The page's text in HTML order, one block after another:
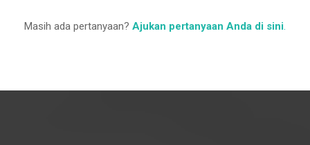
Masih ada pertanyaan? Ajukan pertanyaan Anda di sini.